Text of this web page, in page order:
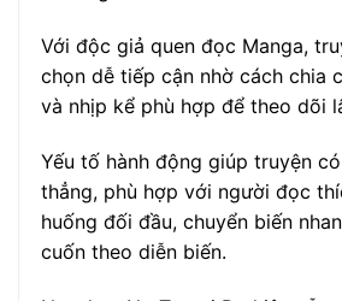
Với độc giả quen đọc Manga,
chọn dễ tiếp cận nhờ cách chia
và nhịp kể phù hợp để theo dõi
Yếu tố hành động giúp truyện
thẳng, phù hợp với người đọc
huống đối đầu, chuyển biến
cuốn theo diễn biến.